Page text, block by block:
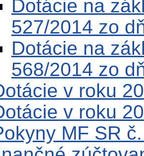
Dotácie na
527/2014 zo
Dotácie na
568/2014 zo
v roku
v roku
MF SR